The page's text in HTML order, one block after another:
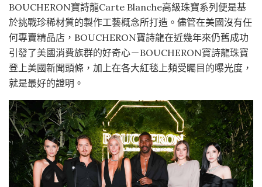
BOUCHERON寶詩龍Carte Blanche高級珠寶系列便是基
於挑戰珍稀材質的製作工藝概念所打造。儘管在美國沒有任
何專賣精品店，BOUCHERON寶詩龍在近幾年來仍舊成功
引發了美國消費族群的好奇心－BOUCHERON寶詩龍珠寶
登上美國新聞頭條，加上在各大紅毯上頻受矚目的曝光度，
就是最好的證明。